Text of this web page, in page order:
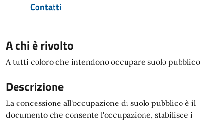
Contatti
A chi è rivolto
A tutti coloro che intendono occupare suolo pubblico
Descrizione
La concessione all'occupazione di suolo pubblico è il
documento che consente l'occupazione, stabilisce i